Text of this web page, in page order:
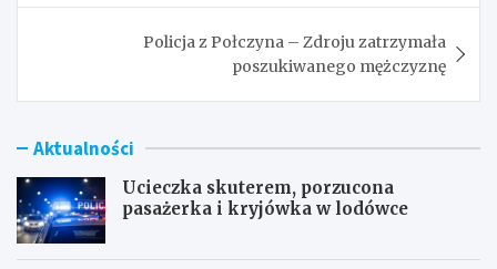
Policja z Połczyna – Zdroju zatrzymała
poszukiwanego mężczyznę
Aktualności
Ucieczka skuterem, porzucona
pasażerka i kryjówka w lodówce